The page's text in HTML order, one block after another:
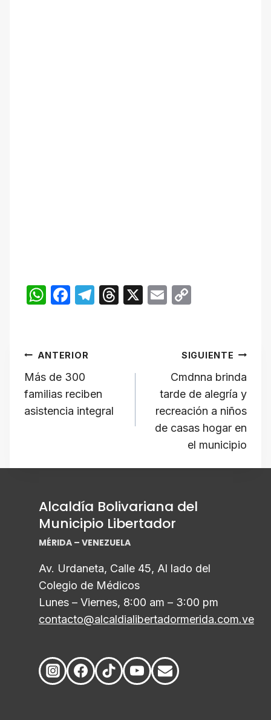
W
s
A
p
p
F
e
b
o
o
T
m
T
X
E
y
Li
n
k
Navegación
de
entradas
ANTERIOR
Más de 300
familias reciben
asistencia integral
SIGUIENTE
Cmdnna brinda
tarde de alegría y
recreación a niños
de casas hogar en
el municipio
Alcaldía Bolivariana del
Municipio Libertador
MÉRIDA – VENEZUELA
Av. Urdaneta, Calle 45, Al lado del
Colegio de Médicos
Lunes – Viernes, 8:00 am – 3:00 pm
contacto@alcaldialibertadormerida.com.ve